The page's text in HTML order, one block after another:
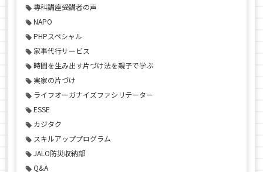
専科講座受講者の声
NAPO
PHPスペシャル
家事代行サービス
時間を生み出す片づけ法を親子で学ぶ
実家の片づけ
ライフオーガナイズファシリテーター
ESSE
カジタク
スキルアッププログラム
JALO防災収納部
Q&A